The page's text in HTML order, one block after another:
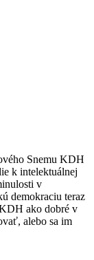
Snemu KDH
k intelektuálnej
v
demokraciu teraz
ako dobré v
alebo sa im